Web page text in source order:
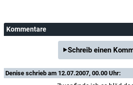
Kommentare
Schreib einen
Denise schrieb am 12.07.2007, 00.00 Uhr: